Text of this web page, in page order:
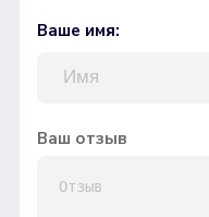
Ваше имя:
Ваш отзыв